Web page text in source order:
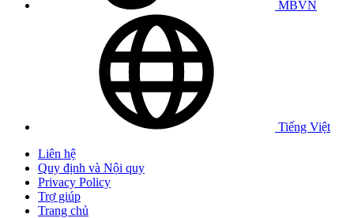
MBVN
Tiếng Việt
Liên hệ
Quy định và Nội quy
Privacy Policy
Trợ giúp
Trang chủ